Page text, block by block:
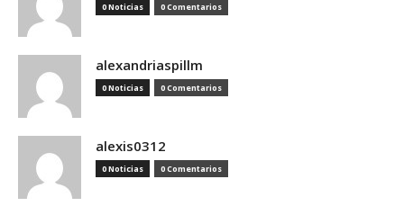
0 Noticias 0 Comentarios
alexandriaspillm
0 Noticias 0 Comentarios
alexis0312
0 Noticias 0 Comentarios